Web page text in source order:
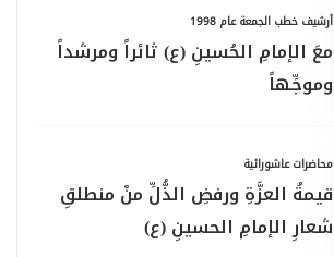
أرشيف خطب الجمعة عام 1998
معَ الإمامِ الحُسينِ (ع) ثائراً ومرشداً
وموجِّهاً
محاضرات عاشورائية
قيمةُ العزَّةِ ورفضِ الذُّلِّ منْ منطلقِ
شعارِ الإمامِ الحسينِ (ع)